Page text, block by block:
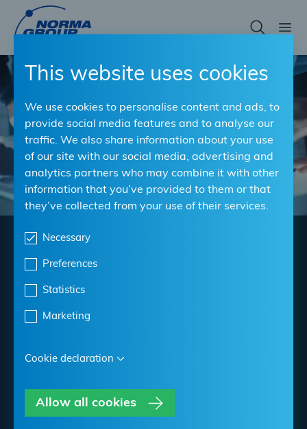
This website uses cookies
We use cookies to personalise content and ads, to
provide social media features and to analyse our
traffic. We also share information about your use
of our site with our social media, advertising and
analytics partners who may combine it with other
information that you’ve provided to them or that
they’ve collected from your use of their services.
Necessary
Preferences
Statistics
Marketing
Cookie declaration
Allow all cookies
content
Intelligente
Verbindungs- und
Fluidmanagement-
Zulieferer
Wir statten Ihre Fahrzeuge, ob elektrisch,
wasserstoffbetrieben oder mit Verbrennungsmotor,